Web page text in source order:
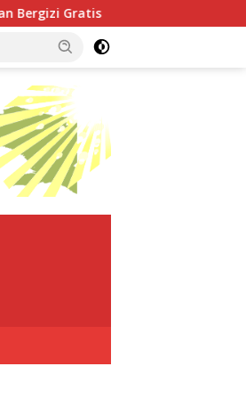
Dari Babo, Kapolres Teluk Bintuni